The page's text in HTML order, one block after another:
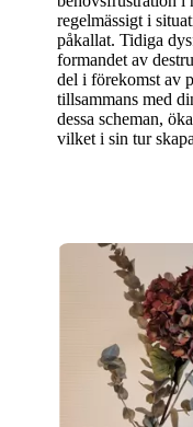
regelmässigt i
påkallat. Tidiga
formandet av
del i förekomst av
tillsammans med
dessa scheman,
vilket i sin tur